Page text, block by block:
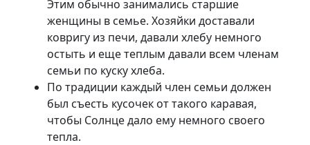
Этим обычно занимались старшие
женщины в семье. Хозяйки доставали
ковригу из печи, давали хлебу немного
остыть и еще теплым давали всем членам
семьи по куску хлеба.
По традиции каждый член семьи должен
был съесть кусочек от такого каравая,
чтобы Солнце дало ему немного своего
тепла.